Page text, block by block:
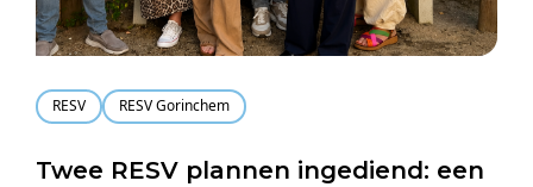
RESV RESV Gorinchem
Twee RESV plannen ingediend: een